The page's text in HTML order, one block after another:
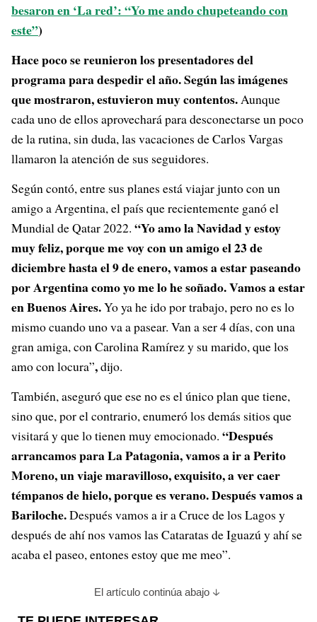
besaron en ‘La red’: “Yo me ando chupeteando con
este”)
Hace poco se reunieron los presentadores del
programa para despedir el año. Según las imágenes
que mostraron, estuvieron muy contentos.Aunque
cada uno de ellos aprovechará para desconectarse un poco
de la rutina, sin duda, las vacaciones de Carlos Vargas
llamaron la atención de sus seguidores.
Según contó, entre sus planes está viajar junto con un
amigo a Argentina, el país que recientemente ganó el
Mundial de Qatar 2022. “Yo amo la Navidad y estoy
muy feliz, porque me voy con un amigo el 23 de
diciembre hasta el 9 de enero, vamos a estar paseando
por Argentina como yo me lo he soñado. Vamos a estar
en Buenos Aires.Yo ya he ido por trabajo, pero no es lo
mismo cuando uno va a pasear. Van a ser 4 días, con una
gran amiga, con Carolina Ramírez y su marido, que los
amo con locura”,dijo.
También, aseguró que ese no es el único plan que tiene,
sino que, por el contrario, enumeró los demás sitios que
visitará y que lo tienen muy emocionado. “Después
arrancamos para La Patagonia, vamos a ir a Perito
Moreno, un viaje maravilloso, exquisito, a ver caer
témpanos de hielo, porque es verano. Después vamos a
Bariloche.Después vamos a ir a Cruce de los Lagos y
después de ahí nos vamos las Cataratas de Iguazú y ahí se
acaba el paseo, entones estoy que me meo”.
El artículo continúa abajo